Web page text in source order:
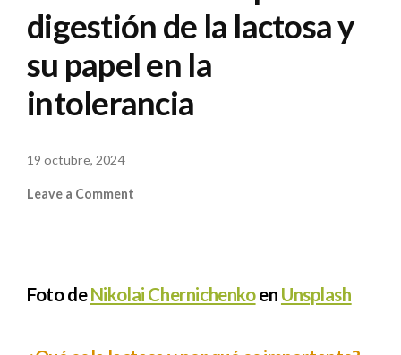
digestión de la lactosa y
su papel en la
intolerancia
B
R
19 octubre, 2024
Leave a Comment
la
Foto deNikolai Chernichenkoen Unsplash